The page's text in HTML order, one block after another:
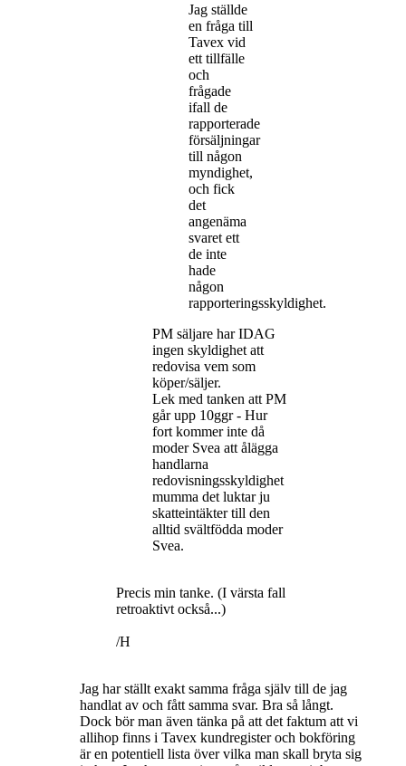
Jag ställde
en fråga till
Tavex vid
ett tillfälle
och
frågade
ifall de
rapporterade
försäljningar
till någon
myndighet,
och fick
det
angenäma
svaret ett
de inte
hade
någon
rapporteringsskyldighet.
PM säljare har IDAG
ingen skyldighet att
redovisa vem som
köper/säljer.
Lek med tanken att PM
går upp 10ggr - Hur
fort kommer inte då
moder Svea att ålägga
handlarna
redovisningsskyldighet
mumma det luktar ju
skatteintäkter till den
alltid svältfödda moder
Svea.
Precis min tanke. (I värsta fall
retroaktivt också...)
/H
Jag har ställt exakt samma fråga själv till de jag
handlat av och fått samma svar. Bra så långt.
Dock bör man även tänka på att det faktum att vi
allihop finns i Tavex kundregister och bokföring
är en potentiell lista över vilka man skall bryta sig